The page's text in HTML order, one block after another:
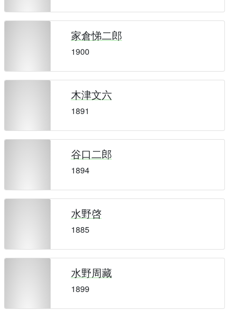
家倉悌二郎
1900
木津文六
1891
谷口二郎
1894
水野啓
1885
水野周藏
1899